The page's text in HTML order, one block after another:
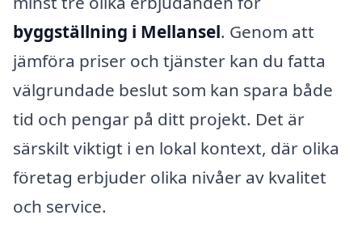
byggställning i Mellansel. Genom att
jämföra priser och tjänster kan du fatta
välgrundade beslut som kan spara både
tid och pengar på ditt projekt. Det är
särskilt viktigt i en lokal kontext, där olika
företag erbjuder olika nivåer av kvalitet
och service.